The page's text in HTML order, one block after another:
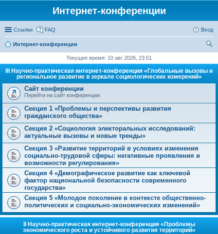
Интернет-конференции
Ссылки FAQ Вход
Интернет-конференции
Текущее время: 10 авг 2026, 23:51
III Научно-практическая интернет-конференция «Глобальные вызовы и
региональное развитие в зеркале социологических измерений»
Сайт конференции
Перейти на сайт конференции.
Секция 1 «Проблемы и перспективы развития
гражданского общества»
Секция 2 «Социология электоральных исследований:
актуальные вызовы и новые тренды»
Секция 3 «Развитие территорий в условиях изменения
социально-трудовой сферы: негативные проявления и
возможности регулирования»
Секция 4 «Демографическое развитие как ключевой
фактор национальной безопасности современного
государства»
Секция 5 «Молодое поколение в контексте общественно-
политических и социально-экономических изменений»
II Научно-практическая интернет-конференция «Проблемы
экономического роста и устойчивого развития территорий»